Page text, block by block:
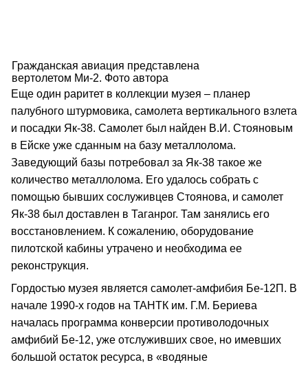
Гражданская авиация представлена
вертолетом Ми-2. Фото автора
Еще один раритет в коллекции музея – планер
палубного штурмовика, самолета вертикального взлета
и посадки Як-38. Самолет был найден В.И. Стояновым
в Ейске уже сданным на базу металлолома.
Заведующий базы потребовал за Як-38 такое же
количество металлолома. Его удалось собрать с
помощью бывших сослуживцев Стоянова, и самолет
Як-38 был доставлен в Таганрог. Там занялись его
восстановлением. К сожалению, оборудование
пилотской кабины утрачено и необходима ее
реконструкция.
Гордостью музея является самолет-амфибия Бе-12П. В
начале 1990-х годов на ТАНТК им. Г.М. Бериева
началась программа конверсии противолодочных
амфибий Бе-12, уже отслуживших свое, но имевших
большой остаток ресурса, в «водяные